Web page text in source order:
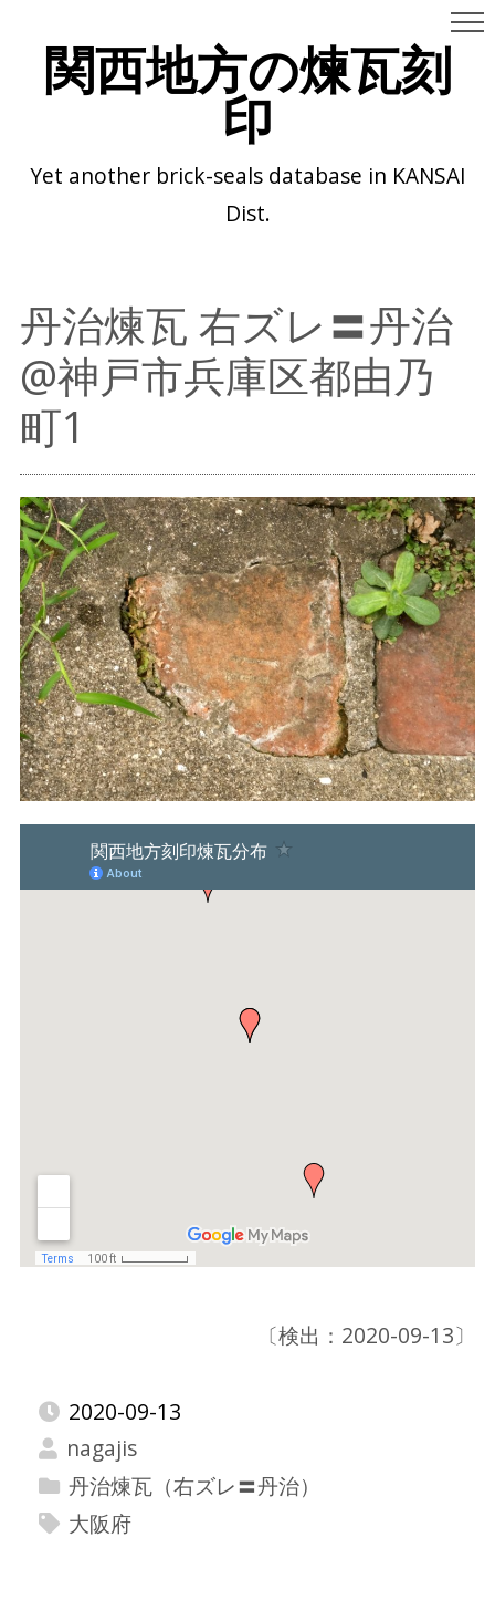
関西地方の煉瓦刻
印
Yet another brick-seals database in KANSAI
Dist.
丹治煉瓦 右ズレ〓丹治
@神戸市兵庫区都由乃
町1
〔検出：2020-09-13〕
2020-09-13
nagajis
丹治煉瓦（右ズレ〓丹治）
大阪府